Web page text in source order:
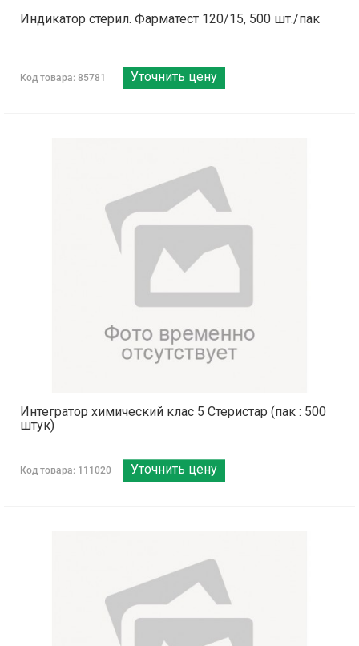
Индикатор стерил. Фарматест 120/15, 500 шт./пак
Код товара: 85781 Уточнить цену
Интегратор химический клас 5 Стеристар (пак : 500
штук)
Код товара: 111020 Уточнить цену